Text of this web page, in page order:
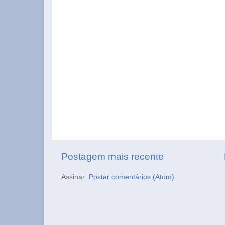
Postagem mais recente
Assinar: Postar comentários (Atom)